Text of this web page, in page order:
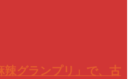
辣グランプリ」で、古